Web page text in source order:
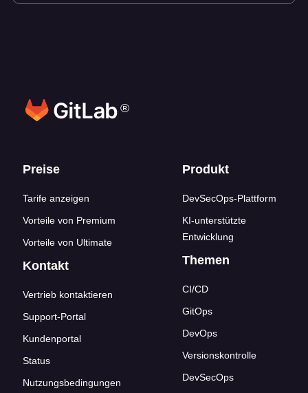
®
Footer-Links
Preise
Tarife anzeigen
Vorteile von Premium
Vorteile von Ultimate
Kontakt
Vertrieb kontaktieren
Support-Portal
Kundenportal
Status
Nutzungsbedingungen
Produkt
DevSecOps-Plattform
KI-unterstützte
Entwicklung
Themen
CI/CD
GitOps
DevOps
Versionskontrolle
DevSecOps